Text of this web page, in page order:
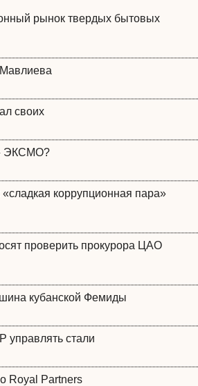
рынок твердых бытовых
своих
ЭКСМО?
коррупционная пара»
проверить прокурора ЦАО
кубанской Фемиды
управлять стали
Royal Partners